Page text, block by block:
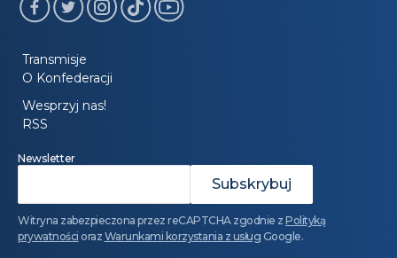
Transmisje
O Konfederacji
Wesprzyj nas!
RSS
Newsletter
Witryna zabezpieczona przez reCAPTCHA zgodnie z Polityką
prywatności oraz Warunkami korzystania z usług Google.